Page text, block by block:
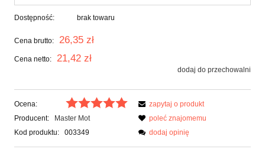
Dostępność: brak towaru
Cena brutto: 26,35 zł
Cena netto: 21,42 zł
dodaj do przechowalni
Ocena:
Producent:
Master Mot
Kod produktu:
003349
zapytaj o produkt
poleć znajomemu
dodaj opinię